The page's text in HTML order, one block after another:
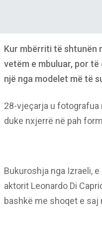
Kur mbërriti të shtunën
vetëm e mbuluar, por
një nga modelet më të
28-vjeçarja u
duke nxjerrë në pah
Bukuroshja nga Izraeli,
aktorit Leonardo Di
bashkë me shoqet e saj